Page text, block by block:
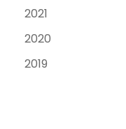
2021
2020
2019